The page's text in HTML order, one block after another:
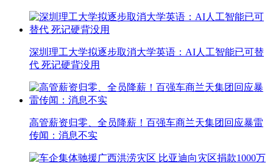
深圳理工大学拟逐步取消大学英语：AI人工智能已可替
代 死记硬背没用
高管薪资归零、全员降薪！百强车商兰天集团回应暴雷
传闻：消息不实